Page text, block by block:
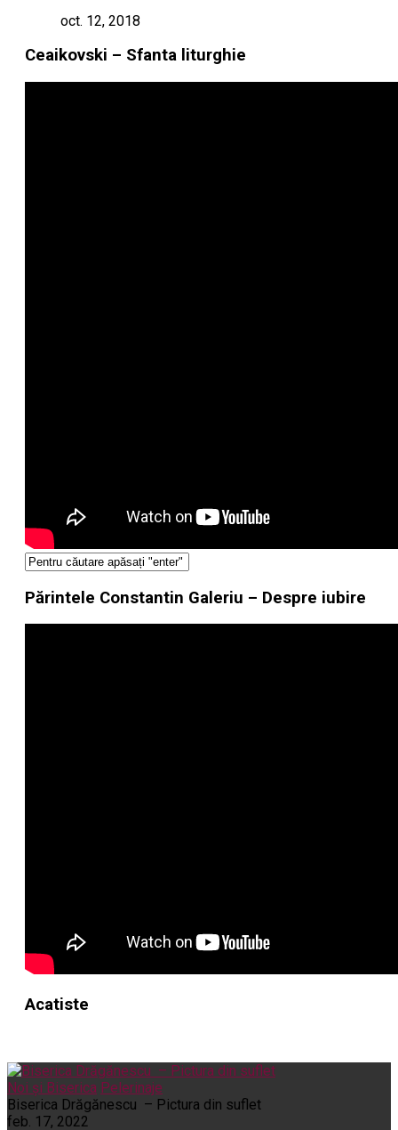
oct. 12, 2018
Ceaikovski – Sfanta liturghie
Părintele Constantin Galeriu – Despre iubire
Acatiste
Noi și Biserica Pelerinaje
Biserica Drăgănescu – Pictura din suflet
feb. 17, 2022